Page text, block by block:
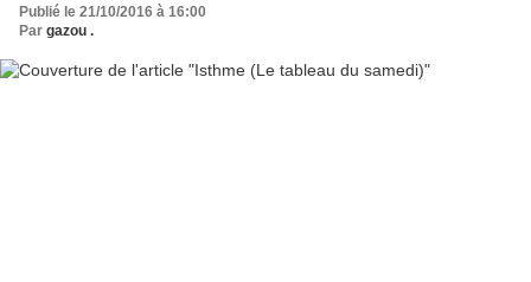
Publié le 21/10/2016 à 16:00
Par gazou .